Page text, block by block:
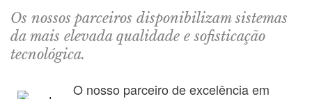
Os nossos parceiros disponibilizam sistemas
da mais elevada qualidade e sofisticação
tecnológica.
O nosso parceiro de excelência em